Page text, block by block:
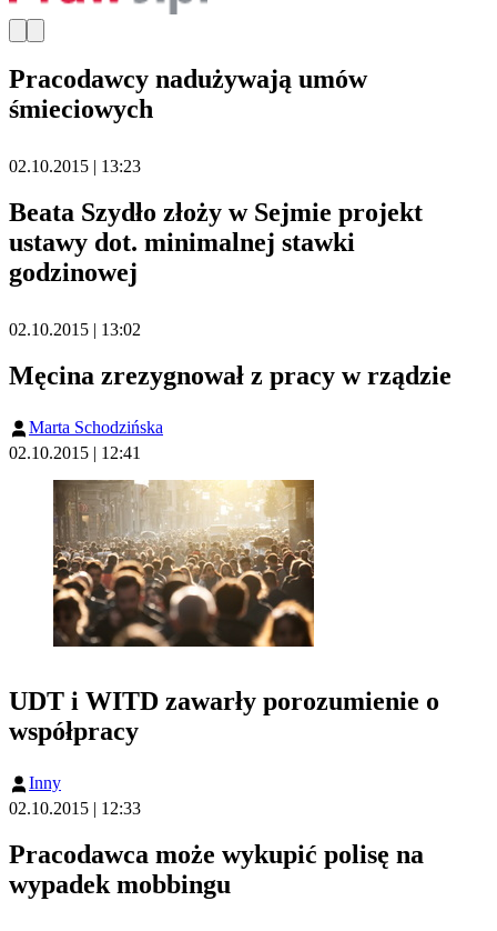
Pracodawcy nadużywają umów
śmieciowych
02.10.2015 | 13:23
Beata Szydło złoży w Sejmie projekt
ustawy dot. minimalnej stawki
godzinowej
02.10.2015 | 13:02
Męcina zrezygnował z pracy w rządzie
Marta Schodzińska
02.10.2015 | 12:41
UDT i WITD zawarły porozumienie o
współpracy
Inny
02.10.2015 | 12:33
Pracodawca może wykupić polisę na
wypadek mobbingu